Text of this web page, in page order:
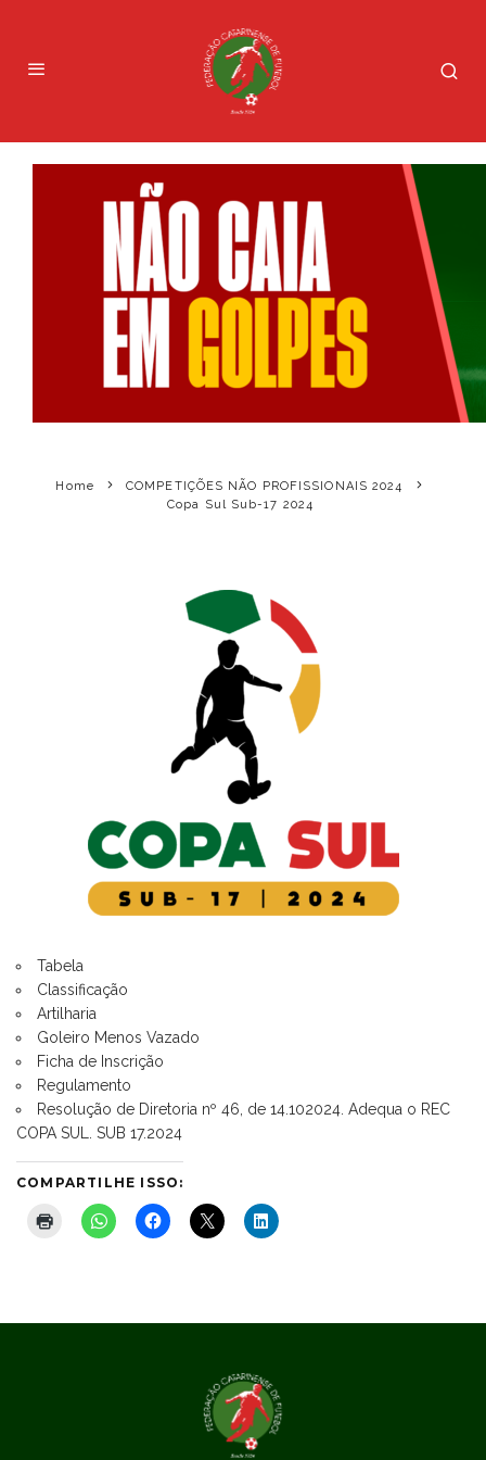
Home
COMPETIÇÕES NÃO PROFISSIONAIS 2024
Copa Sul Sub-17 2024
Tabela
Classificação
Artilharia
Goleiro Menos Vazado
Ficha de Inscrição
Regulamento
Resolução de Diretoria nº 46, de 14.102024. Adequa o REC
COPA SUL. SUB 17.2024
COMPARTILHE ISSO: